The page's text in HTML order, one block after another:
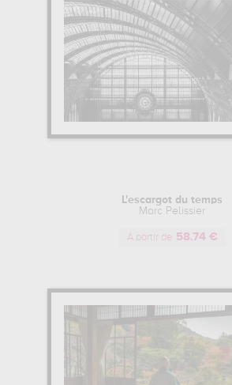
L'escargot du temps
Marc Pelissier
A partir de 58.74 €